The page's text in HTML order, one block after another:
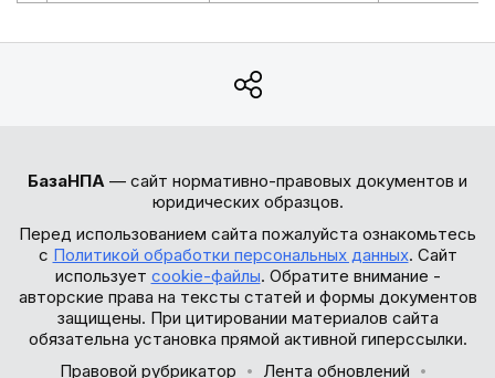
БазаНПА — сайт нормативно-правовых документов и
юридических образцов.
Перед использованием сайта пожалуйста ознакомьтесь
с Политикой обработки персональных данных. Сайт
использует cookie-файлы. Обратите внимание -
авторские права на тексты статей и формы документов
защищены. При цитировании материалов сайта
обязательна установка прямой активной гиперссылки.
Правовой рубрикатор
Лента обновлений